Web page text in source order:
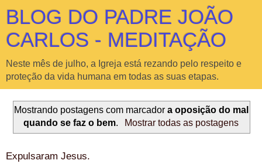
BLOG DO PADRE JOÃO
CARLOS - MEDITAÇÃO
Neste mês de julho, a Igreja está rezando pelo respeito e
proteção da vida humana em todas as suas etapas.
Mostrando postagens com marcador a oposição do mal
quando se faz o bem. Mostrar todas as postagens
Expulsaram Jesus.